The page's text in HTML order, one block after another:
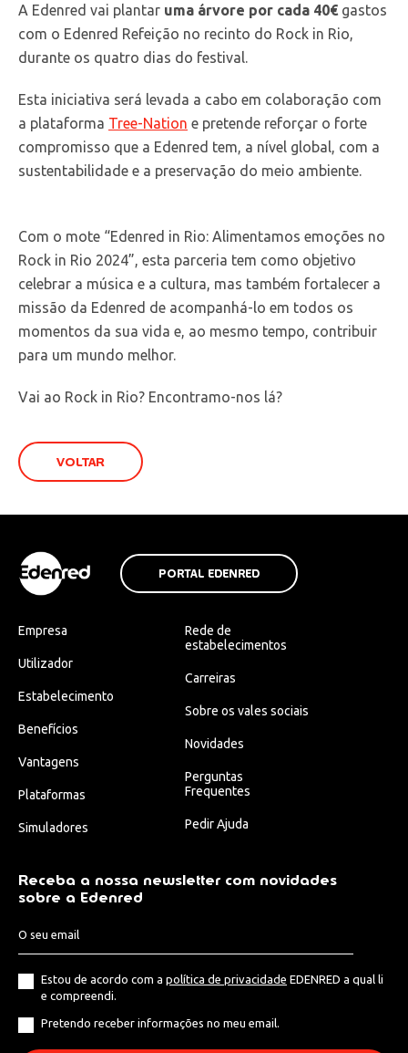
A Edenred vai plantar uma árvore por cada 40€ gastos
com o Edenred Refeição no recinto do Rock in Rio,
durante os quatro dias do festival.
Esta iniciativa será levada a cabo em colaboração com
a plataforma Tree-Nation e pretende reforçar o forte
compromisso que a Edenred tem, a nível global, com a
sustentabilidade e a preservação do meio ambiente.
Com o mote “Edenred in Rio: Alimentamos emoções no
Rock in Rio 2024”, esta parceria tem como objetivo
celebrar a música e a cultura, mas também fortalecer a
missão da Edenred de acompanhá-lo em todos os
momentos da sua vida e, ao mesmo tempo, contribuir
para um mundo melhor.
Vai ao Rock in Rio? Encontramo-nos lá?
VOLTAR
PORTAL EDENRED
Empresa
Utilizador
Estabelecimento
Benefícios
Vantagens
Plataformas
Simuladores
Rede de
estabelecimentos
Carreiras
Sobre os vales sociais
Novidades
Perguntas
Frequentes
Pedir Ajuda
Receba a nossa newsletter com novidades
sobre a Edenred
Estou de acordo com a política de privacidade EDENRED a qual li
e compreendi.
Pretendo receber informações no meu email.